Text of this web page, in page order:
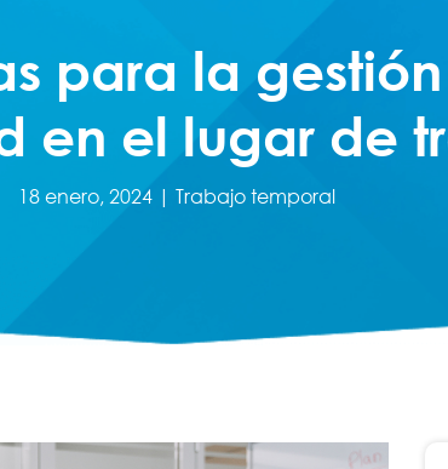
para la
en el lugar de
18 enero, 2024 | Trabajo temporal